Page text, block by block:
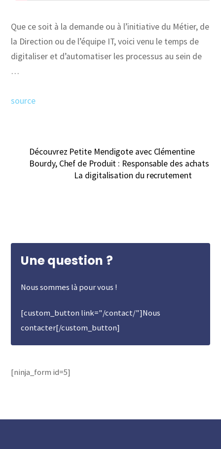
Que ce soit à la demande ou à l’initiative du Métier, de
la Direction ou de l’équipe IT, voici venu le temps de
digitaliser et d’automatiser les processus au sein de
…
source
Découvrez Petite Mendigote avec Clémentine
Bourdy, Chef de Produit : Responsable des achats
La digitalisation du recrutement
Une question ?
Nous sommes là pour vous !
[custom_button link="/contact/"]Nous
contacter[/custom_button]
[ninja_form id=5]